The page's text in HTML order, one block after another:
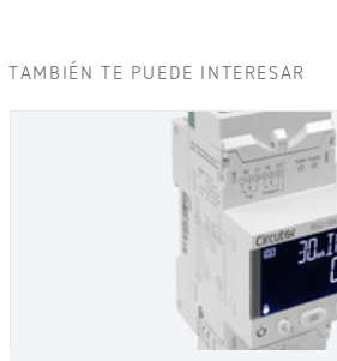
TAMBIÉN TE PUEDE INTERESAR